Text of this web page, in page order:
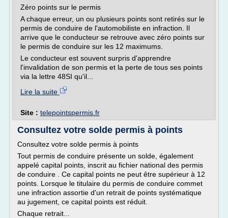
Zéro points sur le permis
A chaque erreur, un ou plusieurs points sont retirés sur le
permis de conduire de l'automobiliste en infraction. Il
arrive que le conducteur se retrouve avec zéro points sur
le permis de conduire sur les 12 maximums.
Le conducteur est souvent surpris d'apprendre
l'invalidation de son permis et la perte de tous ses points
via la lettre 48SI qu'il...
Lire la suite
Site : telepointspermis.fr
Consultez votre solde permis à points
Consultez votre solde permis à points
Tout permis de conduire présente un solde, également
appelé capital points, inscrit au fichier national des permis
de conduire . Ce capital points ne peut être supérieur à 12
points. Lorsque le titulaire du permis de conduire commet
une infraction assortie d'un retrait de points systématique
au jugement, ce capital points est réduit.
Chaque retrait...